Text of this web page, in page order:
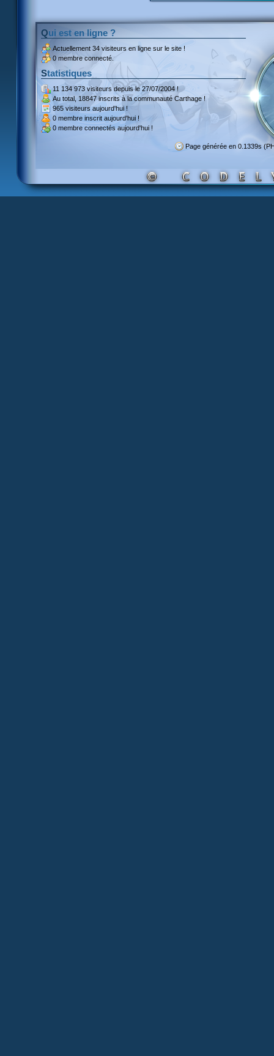
Qui est en ligne ?
Actuellement 34 visiteurs en ligne sur le site !
0 membre connecté.
Statistiques
11 134 973 visiteursdepuis le 27/07/2004 !
Au total, 18847 inscritsà la communauté Carthage !
965 visiteurs aujourd'hui !
0 membre inscrit aujourd'hui !
0 membre connectés aujourd'hui !
Page générée en 0.1339s